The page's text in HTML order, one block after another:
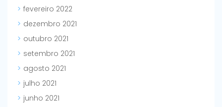
fevereiro 2022
dezembro 2021
outubro 2021
setembro 2021
agosto 2021
julho 2021
junho 2021